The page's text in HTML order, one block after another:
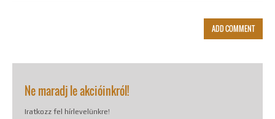
Ne maradj le akcióinkról!
Iratkozz fel hírlevelünkre!